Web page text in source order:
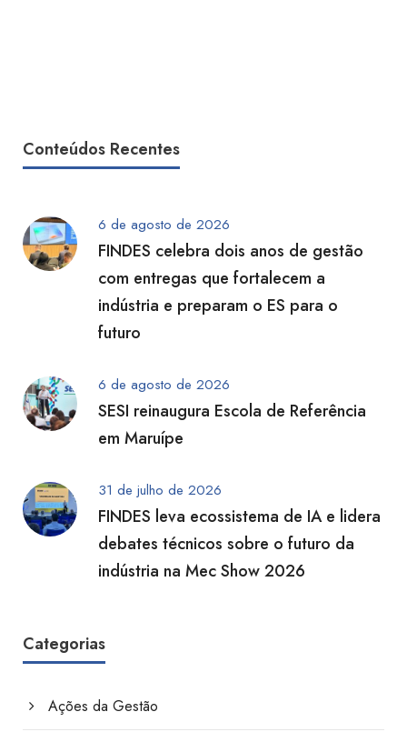
Conteúdos Recentes
6 de agosto de 2026
FINDES celebra dois anos de gestão
com entregas que fortalecem a
indústria e preparam o ES para o
futuro
6 de agosto de 2026
SESI reinaugura Escola de Referência
em Maruípe
31 de julho de 2026
FINDES leva ecossistema de IA e lidera
debates técnicos sobre o futuro da
indústria na Mec Show 2026
Categorias
Ações da Gestão